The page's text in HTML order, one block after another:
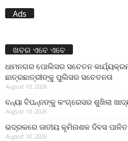
Ads
ଖବର ଏବେ ଏବେ
ଧାମନଗର ପୋଲିସର ସଚେତନ
ଛାତ୍ରଛାତ୍ରୀଙ୍କୁ ପୁଲିସର ସଚେତନତା
August 10, 2026
ବନ୍ୟା ବିପନ୍ନଙ୍କୁ କଂଗ୍ରେସର ଶୁଖିଲା
August 10, 2026
ଭଦ୍ରକରେ ଜାତୀୟ କୃମିନାଶକ ଦିବସ ପାଳିତ
August 10, 2026